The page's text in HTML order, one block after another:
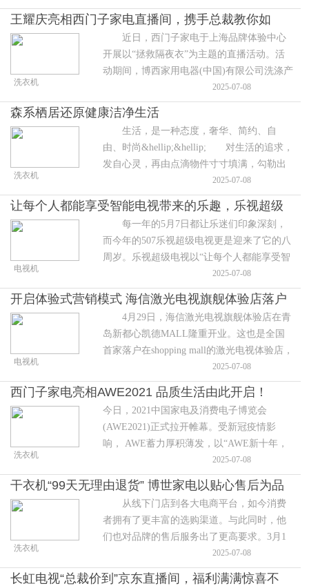
近。天气太冷，就想去
王耀庆亮相西门子家电直播间，携手总裁教你如
何“拯救隔夜衣”
近日，西门子家电于上海品牌体验中心
开展以“拯救隔夜衣”为主题的直播活动。活
动期间，博西家用电器(中国)有限公司洗涤产
品事业部副总裁李智先生(Mr. Daegal Ritz)搭
档著名演员
洗衣机 2025-07-08
森系栖居还原健康洁净生活
生活，是一种态度，奢华、简约、自
由、时尚&hellip;&hellip; 对生活的追求，
发自心灵，再由点滴物件寸寸填满，勾勒出
我们憧憬的轮廓。家居的一方天地，便是我
们的芥子须弥。在物质产品极大丰富
洗衣机 2025-07-08
让每个人都能享受智能电视带来的乐趣，乐视超级
电视8岁啦！
每一年的5月7日都让乐迷们印象深刻，
而今年的507乐视超级电视更是迎来了它的八
周岁。乐视超级电视以“让每个人都能享受智
能电视带来的乐趣”为主题，官宣了8周年相
关的庆典活动，
电视机 2025-07-08
开启体验式营销模式 海信激光电视旗舰体验店落户
shopping mall
4月29日，海信激光电视旗舰体验店在青
岛新都心凯德MALL隆重开业。这也是全国
首家落户在shopping mall的激光电视体验店，
不仅让用户零距离感受到激光电视技术的最
新发展成果，更拉开了海信激
电视机 2025-07-08
西门子家电亮相AWE2021 品质生活由此开启！
今日，2021中国家电及消费电子博览会
(AWE2021)正式拉开帷幕。受新冠疫情影
响， AWE蓄力厚积薄发，以“AWE新十年，
智竞未来”为主题，引领家电与消费电子市场
高端化、智能化的技术发
洗衣机 2025-07-08
干衣机“99天无理由退货” 博世家电以贴心售后为品
质生活保驾护航
从线下门店到各大电商平台，如今消费
者拥有了更丰富的选购渠道。与此同时，他
们也对品牌的售后服务出了更高要求。3月1
日至3月31日，博世家电推出了干衣机“99天
无理由退货”活动，让
洗衣机 2025-07-08
长虹电视“总裁价到”京东直播间，福利满满惊喜不